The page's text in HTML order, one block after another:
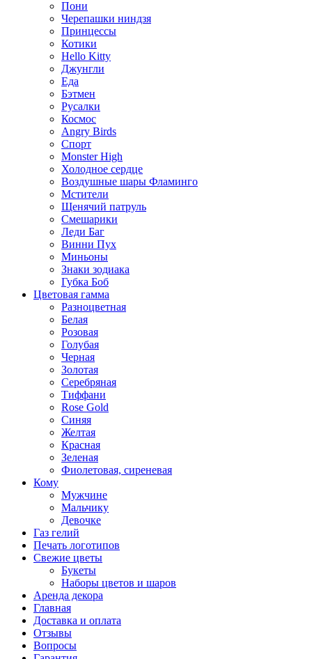
Пони
Черепашки ниндзя
Принцессы
Котики
Hello Kitty
Джунгли
Еда
Бэтмен
Русалки
Космос
Angry Birds
Спорт
Monster High
Холодное сердце
Воздушные шары Фламинго
Мстители
Щенячий патруль
Смешарики
Леди Баг
Винни Пух
Миньоны
Знаки зодиака
Губка Боб
Цветовая гамма
Разноцветная
Белая
Розовая
Голубая
Черная
Золотая
Серебряная
Тиффани
Rose Gold
Синяя
Желтая
Красная
Зеленая
Фиолетовая, сиреневая
Кому
Мужчине
Мальчику
Девочке
Газ гелий
Печать логотипов
Свежие цветы
Букеты
Наборы цветов и шаров
Аренда декора
Главная
Доставка и оплата
Отзывы
Вопросы